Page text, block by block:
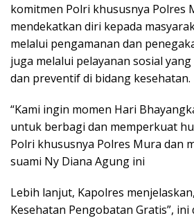
komitmen Polri khususnya Polres
mendekatkan diri kepada
melalui pengamanan dan
juga melalui pelayanan sosial
dan preventif di bidang kesehatan.
“Kami ingin momen Hari
untuk berbagi dan memperkuat
Polri khususnya Polres Mura dan
suami Ny Diana Agung ini
Lebih lanjut, Kapolres
Kesehatan Pengobatan Gratis”,